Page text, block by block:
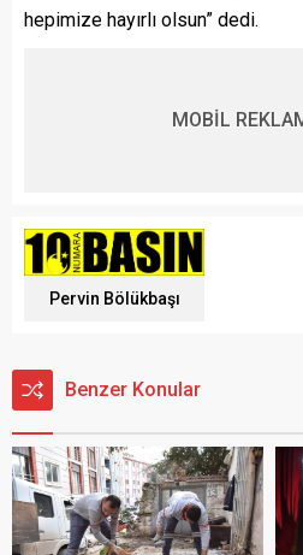
hepimize hayırlı olsun” dedi.
MOBİL
Pervin Bölükbaşı
Benzer Konular